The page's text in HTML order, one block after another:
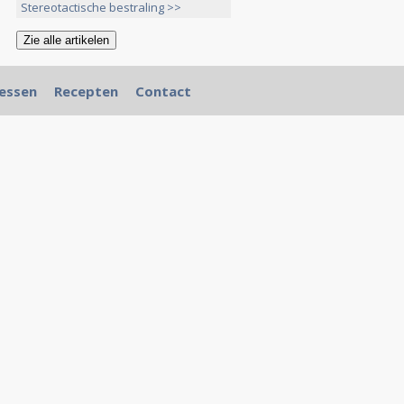
Stereotactische bestraling >>
Recepten Contact